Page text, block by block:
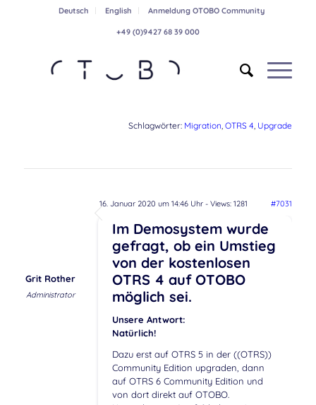
Deutsch English Anmeldung OTOBO Community
+49 (0)9427 68 39 000
Schlagwörter: Migration,OTRS 4, Upgrade
16. Januar 2020 um 14:46 Uhr- Views: 1281 #7031
Grit Rother
Administrator
Im Demosystem wurde
gefragt, ob ein Umstieg
von der kostenlosen
OTRS 4 auf OTOBO
möglich sei.
Unsere Antwort:
Natürlich!
Dazu erst auf OTRS 5 in der ((OTRS))
Community Edition upgraden, dann
auf OTRS 6 Community Edition und
von dort direkt auf OTOBO.